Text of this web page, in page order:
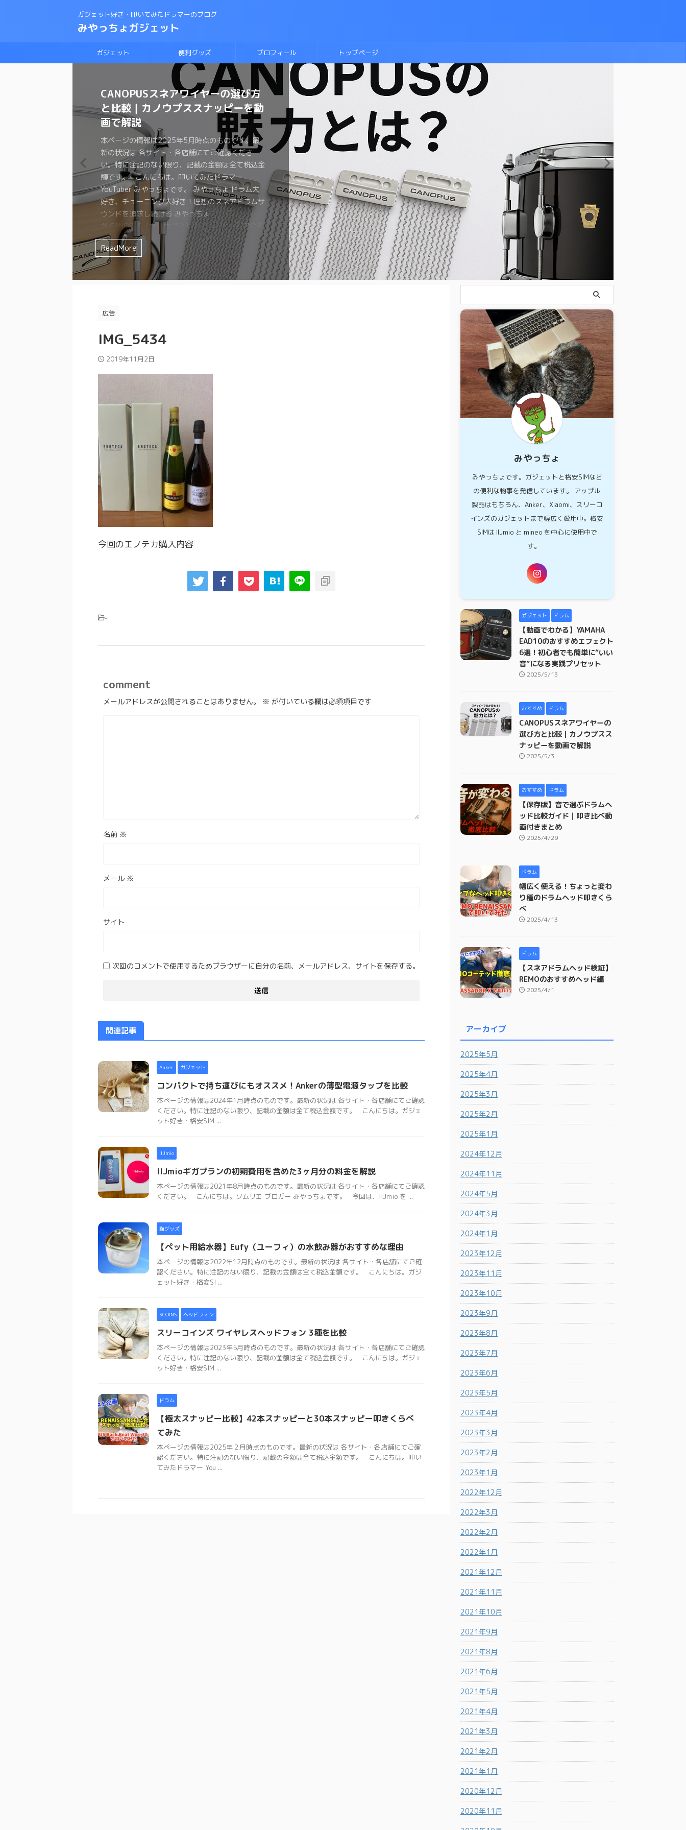
ガジェット好き・叩いてみたドラマーのブログ
みやっちょガジェット
ガジェット 便利グッズ プロフィール トップページ
CANOPUSスネアワイヤーの選び方
と比較｜カノウプススナッピーを動
画で解説
本ページの情報は2025年5月時点のものです。最
新の状況は 各サイト・各店舗にてご確認くださ
い。特に注記のない限り、記載の金額は全て税込金
額です。 こんにちは。叩いてみたドラマー
YouTuber みやっちょです。 みやっちょ ドラム大
好き、チューニング大好き！理想のスネアドラムサ
ウンドを追求し続ける みやっちょ
が CANOPUS（カノウプス）のスナッピーを紹介す
るよ。 理想のスネアサウンドを追求するには スネ
アの素材 打面のドラムヘッド 裏面のドラムヘッド
ミュート方法 な ...
ReadMore
【保存版】音で選ぶドラムヘッド比
較ガイド｜叩き比べ動画付きまとめ
本ページの情報は2025年4月時点のものです。最
新の状況は 各サイト・各店舗にてご確認くださ
い。特に注記のない限り、記載の金額は全て税込金
額です。 こんにちは。叩いてみたドラマー
YouTuber みやっちょです。 みやっちょ ドラム大
好き、チューニング大好き！理想のスネアドラムサ
ウンドを追求し続ける みやっちょ のドラムヘッド
比較ガイドだよ！！ ドラムヘッドって種類が多す
ぎて、いざ交換しようとした時ついつい同じヘッド
を選んでしまいませんか？？ みやっちょ めっちゃ
もったいない ...
ReadMore
理想のスネアサウンドを手に入れ
ろ！スナッピーの選び方
本ページの情報は2025年3月時点のものです。最
新の状況は 各サイト・各店舗にてご確認くださ
い。特に注記のない限り、記載の金額は全て税込金
額です。 こんにちは。叩いてみたドラマー
YouTuber みやっちょです。 みやっちょ ドラム大
好き、チューニング大好きのみやっちょがおすすめ
のスナッピーを紹介するよ。 ドラマーの要といえ
ばスネアドラム。 理想のスネアサウンドを手に入
れるには スネアの材質 打面のヘッド 裏側のヘッド
ミュート方法 などなど、様々な要素が必要となっ
てきます。 ...
ReadMore
変拍子のドラム曲に最適なテキス
ト・教則本はコレしかない！
本ページの情報は2024年12月時点のものです。最
新の状況は 各サイト・各店舗にてご確認くださ
い。特に注記のない限り、記載の金額は全て税込金
額です。 こんにちは。叩いてみたドラマー
YouTuber みやっちょです。 みやっちょ ドラム大
好き、チューニング大好きのみやっちょが変拍子の
ドラム練習法について色々と紹介するよ。 変拍
子… 興味や必要がなければ、普通のドラマーが一
生叩くことのないジャンルですよね。 みやっちょ
みやっちょも全く叩く気の無かったジャンルだよ ...
ReadMore
ロックドラマーがジャズドラムに挑
戦する方法！おすすめの教則本
は？？
本ページの情報は2024年12月時点のものです。最
新の状況は 各サイト・各店舗にてご確認くださ
い。特に注記のない限り、記載の金額は全て税込金
額です。 こんにちは。叩いてみたドラマー
YouTuber みやっちょです。 みやっちょ ドラム大
好き、チューニング大好きのロックドラマーみやっ
ちょがジャズに挑戦してみたよ！ ジャズドラムを
始めてみたい 今までロックやポップスは叩いたこ
とあるけどジャズドラムはどうやって叩けば良いの
かわからない みやっちょ ジャズドラムからはずっ
と逃げまわっ ...
ReadMore
【スネアチューニング】スネアヘッ
ド交換で音が変わるのか？？
本ページの情報は2024年11月時点のものです。最
新の状況は 各サイト・各店舗にてご確認くださ
い。特に注記のない限り、記載の金額は全て税込金
額です。 こんにちは。叩いてみたドラマー
YouTuber みやっちょです。 みやっちょ ドラム大
好き、チューニング大好きの みやっちょ がヘッド
を交換して音の変化を紹介するよ。 スネアのヘッ
ドを色々と試したみたいけど… 全部のヘッドを買
って試すわけにはいかないですよね 少しでもヘッ
ドの特徴やイメージを確認してから購入したい ...
ReadMore
【スネアチューニング】裏側にこだ
わる〜スナッピーで音が変わるの
か？実験してみた
本ページの情報は2024年11月時点のものです。最
新の状況は 各サイト・各店舗にてご確認くださ
い。特に注記のない限り、記載の金額は全て税込金
額です。 こんにちは。叩いてみたドラマー
YouTuber みやっちょです。 みやっちょ ドラム大
好き、チューニング大好きのみやっちょがスネアの
裏側にこだわる理由を実験を通して紹介するよ。
スネアのチューニングに悩んでる 色々なヘッドを
試してみたけど、なかなか思ったような音にならな
い そんな人にぜひ試してもらいたいのが 裏側の
...
ReadMore
【ドラム演奏してみた】ブルースド
ラムの練習に最適なテキストは？？
本ページの情報は2024年11月時点のものです。最
新の状況は 各サイト・各店舗にてご確認くださ
い。特に注記のない限り、記載の金額は全て税込金
額です。 こんにちは。叩いてみたドラマー
YouTuber みやっちょです。 みやっちょ ドラム大
好き、チューニング大好きのみやっちょがブルース
に挑戦したよ。 ブルースドラムの練習をしたい。
でも何から練習して良いのかわからない。 とはい
え、いきなりセッションに参加するのも気が引けま
すよね。 まずは一人でじっくり練習してみたいな
と思ったことは ...
ReadMore
スネアドラムの選び方 〜ラディッ
ク・メタル編〜
本ページの情報は2024年3月時点のものです。最
新の状況は 各サイト・各店舗にてご確認くださ
い。特に注記のない限り、記載の金額は全て税込金
額です。 こんにちは、叩いてみたドラマーみやっ
ちょです。 みやっちょ ドラム大好き、チューニン
グ大好きのみやっちょがラディックのメタルスネア
の選び方を紹介するよ。 始めてスネアドラムを買
おうと思っているけど、メーカーもたくさんある
し、サイズも色々。型番を見ても何が違うのかイマ
イチわからないですよね。 そんなスネア迷 ...
ReadMore
恋するフォーチュンクッキーのドラ
ムを叩いてみた 練習方法
本ページの情報は2024年2月時点のものです。最
新の状況は 各サイト・各店舗にてご確認くださ
い。特に注記のない限り、記載の金額は全て税込金
額です。 こんにちは。叩いてみたドラマー みやっ
ちょです。 せっかく楽器をやっているなら流行し
た有名な曲も演奏したくなりますよね。 恋するフ
ォーチュンクッキーはダンスが大流行しましたよ
ね。ドラムを叩くのも楽しそうだと思いません
か？？ コピーバンドを組んでも良いのですが、趣
味が合わなかったり、人間的に合わなかったり…な
かなか難しい ...
ReadMore
広告
IMG_5434
2019年11月2日
今回のエノテカ購入内容
-
comment
メールアドレスが公開されることはありません。 ※ が付いている欄は必須項目です
名前 ※
メール ※
サイト
次回のコメントで使用するためブラウザーに自分の名前、メールアドレス、サイトを保存する。
関連記事
Anker ガジェット
コンパクトで持ち運びにもオススメ！Ankerの薄型電源タップを比較
本ページの情報は2024年1月時点のものです。最新の状況は 各サイト・各店舗にてご確認
ください。特に注記のない限り、記載の金額は全て税込金額です。 こんにちは。ガジェ
ット好き・格安SIM ...
IIJmio
IIJmioギガプランの初期費用を含めた3ヶ月分の料金を解説
本ページの情報は2021年8月時点のものです。最新の状況は 各サイト・各店舗にてご確認
ください。 こんにちは。ソムリエ ブロガー みやっちょです。 今回は、IIJmio を ...
猫グッズ
【ペット用給水器】Eufy（ユーフィ）の水飲み器がおすすめな理由
本ページの情報は2022年12月時点のものです。最新の状況は 各サイト・各店舗にてご確
認ください。特に注記のない限り、記載の金額は全て税込金額です。 こんにちは。ガジ
ェット好き・格安SI ...
3COINS ヘッドフォン
スリーコインズ ワイヤレスヘッドフォン 3種を比較
本ページの情報は2023年5月時点のものです。最新の状況は 各サイト・各店舗にてご確認
ください。特に注記のない限り、記載の金額は全て税込金額です。 こんにちは。ガジェ
ット好き・格安SIM ...
ドラム
【極太スナッピー比較】42本スナッピーと30本スナッピー叩きくらべ
てみた
本ページの情報は2025年２月時点のものです。最新の状況は 各サイト・各店舗にてご確
認ください。特に注記のない限り、記載の金額は全て税込金額です。 こんにちは。叩い
てみたドラマー You ...
みやっちょ
みやっちょです。ガジェットと格安SIMなど
の便利な物事を発信しています。 アップル
製品はもちろん、Anker、Xiaomi、スリーコ
インズのガジェットまで幅広く愛用中。格安
SIMは IIJmio と mineo を中心に使用中で
す。
ガジェット ドラム
【動画でわかる】YAMAHA
EAD10のおすすめエフェクト
6選！初心者でも簡単に“いい
音”になる実践プリセット
2025/5/13
おすすめ ドラム
CANOPUSスネアワイヤーの
選び方と比較｜カノウプスス
ナッピーを動画で解説
2025/5/3
おすすめ ドラム
【保存版】音で選ぶドラムヘ
ッド比較ガイド｜叩き比べ動
画付きまとめ
2025/4/29
ドラム
幅広く使える！ちょっと変わ
り種のドラムヘッド叩きくら
べ
2025/4/13
ドラム
【スネアドラムヘッド検証】
REMOのおすすめヘッド編
2025/4/1
アーカイブ
2025年5月
2025年4月
2025年3月
2025年2月
2025年1月
2024年12月
2024年11月
2024年5月
2024年3月
2024年1月
2023年12月
2023年11月
2023年10月
2023年9月
2023年8月
2023年7月
2023年6月
2023年5月
2023年4月
2023年3月
2023年2月
2023年1月
2022年12月
2022年3月
2022年2月
2022年1月
2021年12月
2021年11月
2021年10月
2021年9月
2021年8月
2021年6月
2021年5月
2021年4月
2021年3月
2021年2月
2021年1月
2020年12月
2020年11月